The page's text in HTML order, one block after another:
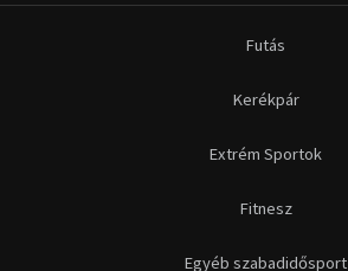
Futás
Kerékpár
Extrém Sportok
Fitnesz
Egyéb szabadidősport